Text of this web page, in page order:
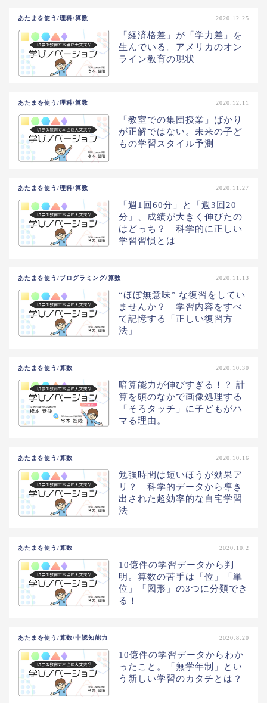
あたまを使う/理科/算数 2020.12.25
「経済格差」が「学力差」を
生んでいる。アメリカのオン
ライン教育の現状
あたまを使う/理科/算数 2020.12.11
「教室での集団授業」ばかり
が正解ではない。未来の子ど
もの学習スタイル予測
あたまを使う/理科/算数 2020.11.27
「週1回60分」と「週3回20
分」、成績が大きく伸びたの
はどっち？ 科学的に正しい
学習習慣とは
あたまを使う/プログラミング/算数 2020.11.13
“ほぼ無意味” な復習をしてい
ませんか？ 学習内容をすべ
て記憶する「正しい復習方
法」
あたまを使う/算数 2020.10.30
暗算能力が伸びすぎる！？ 計
算を頭のなかで画像処理する
「そろタッチ」に子どもがハ
マる理由。
あたまを使う/算数 2020.10.16
勉強時間は短いほうが効果ア
リ？ 科学的データから導き
出された超効率的な自宅学習
法
あたまを使う/算数 2020.10.2
10億件の学習データから判
明。算数の苦手は「位」「単
位」「図形」の3つに分類でき
る！
あたまを使う/算数/非認知能力 2020.8.20
10億件の学習データからわか
ったこと。「無学年制」とい
う新しい学習のカタチとは？